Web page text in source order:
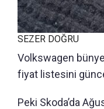
SEZER DOĞRU
Volkswagen
fiyat listesini
Peki Skoda’da